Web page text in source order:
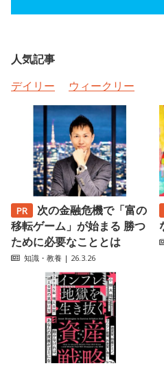
人気記事
デイリー
ウィークリー
次の金融危機で「富の
移転ゲーム」が始まる 勝つ
ために必要なこととは
知識・教養 | 26.3.26